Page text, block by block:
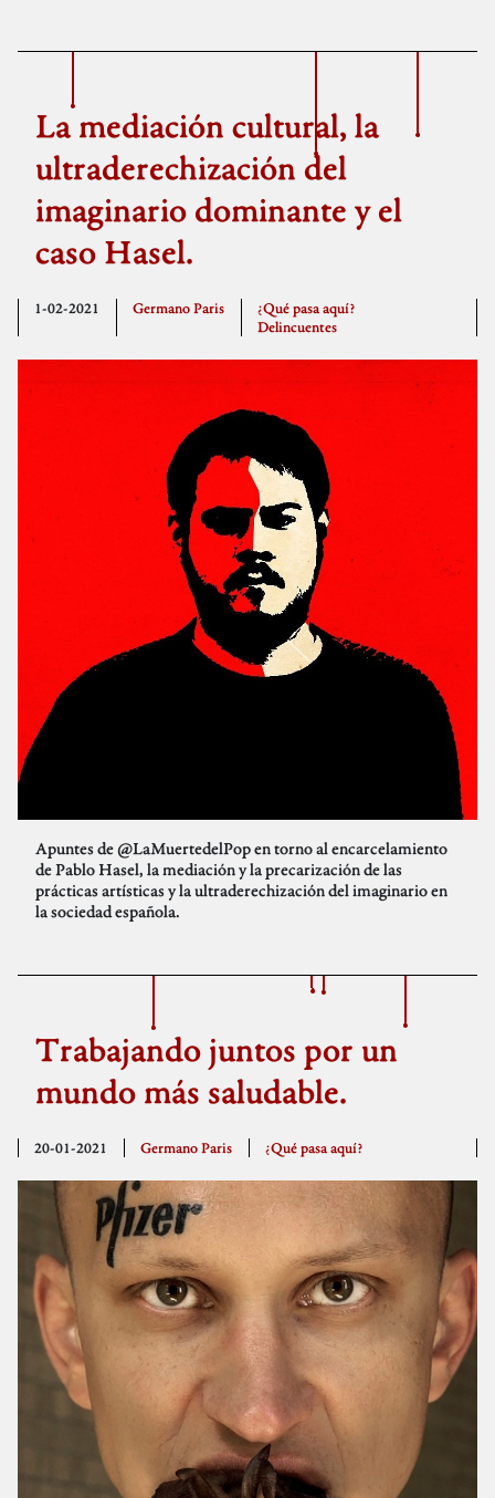
La mediación cultural, la
ultraderechización del
imaginario dominante y el
caso Hasel.
1-02-2021 Germano Paris
¿Qué pasa aquí?
Delincuentes
Apuntes de @LaMuertedelPop en torno al encarcelamiento
de Pablo Hasel, la mediación y la precarización de las
prácticas artísticas y la ultraderechización del imaginario en
la sociedad española.
Trabajando juntos por un
mundo más saludable.
20-01-2021 Germano Paris ¿Qué pasa aquí?